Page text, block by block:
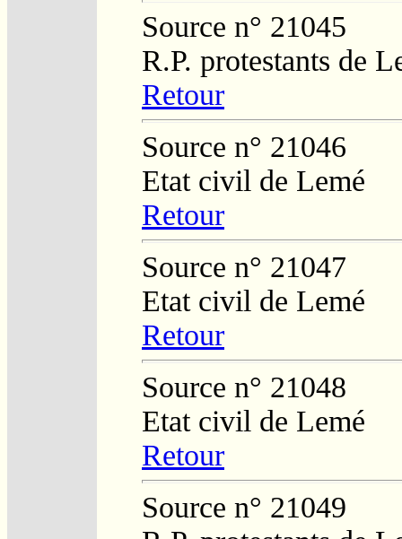
Source n° 21045
R.P. protestants de
Retour
Source n° 21046
Etat civil de Lemé
Retour
Source n° 21047
Etat civil de Lemé
Retour
Source n° 21048
Etat civil de Lemé
Retour
Source n° 21049